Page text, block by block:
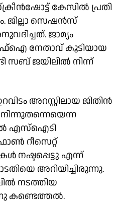
കേസിൽ പ്രതി
ജില്ലാ സെഷൻസ്
ജാമ്യം
നേതാവ് കൂടിയായ
സബ് ജയിലിൽ നിന്ന്
അറസ്റ്റിലായ ജിതിൻ
എസ്ഐടി
റീസെറ്റ്
നഷ്ടപ്പെട്ടു എന്ന്
അറിയിച്ചിരുന്നു.
നടത്തിയ
കണ്ടെത്തല്‍.